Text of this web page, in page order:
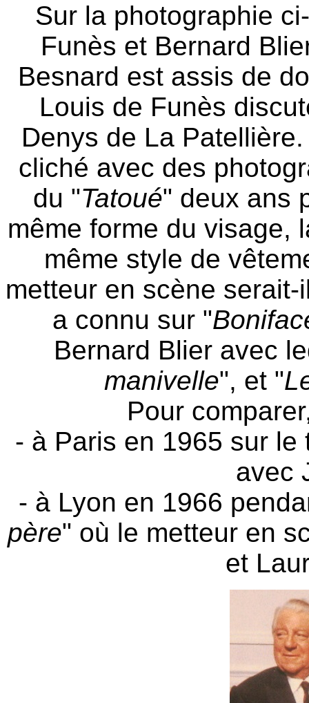
Sur la photographie
Funès et Bernard
Besnard est assis de
Louis de Funès
Denys de La
cliché avec des
du "Tatoué" deux ans
même forme du visage,
même style de
metteur en scène
a connu sur "
Bernard Blier avec
manivelle", et "
Pour
- à Paris en 1965 sur le
avec
- à Lyon en 1966
père" où le metteur en
et